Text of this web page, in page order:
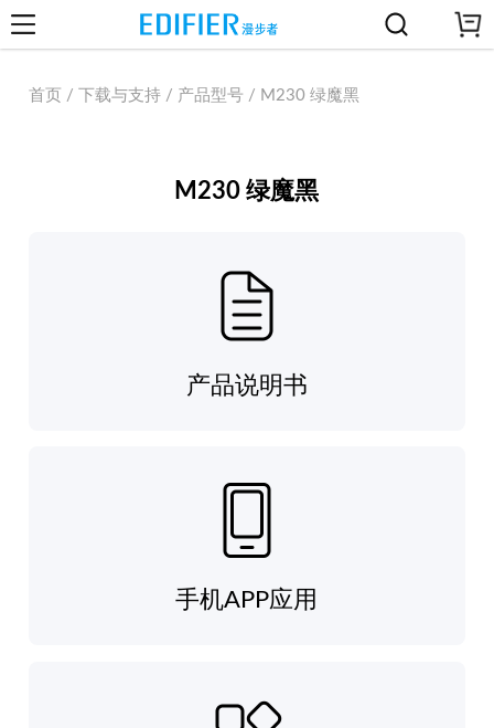
首页 / 下载与支持 / 产品型号 / M230 绿魔黑
M230 绿魔黑
产品说明书
手机APP应用